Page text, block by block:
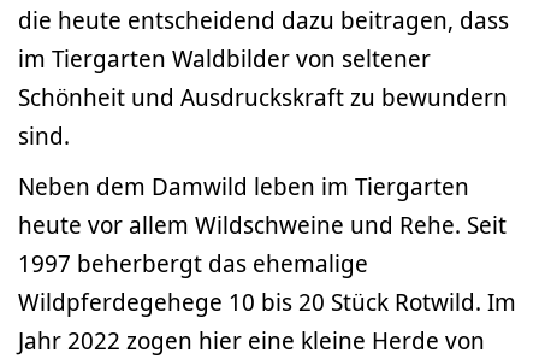
die heute entscheidend dazu beitragen, dass
im Tiergarten Waldbilder von seltener
Schönheit und Ausdruckskraft zu bewundern
sind.
Neben dem Damwild leben im Tiergarten
heute vor allem Wildschweine und Rehe. Seit
1997 beherbergt das ehemalige
Wildpferdegehege 10 bis 20 Stück Rotwild. Im
Jahr 2022 zogen hier eine kleine Herde von